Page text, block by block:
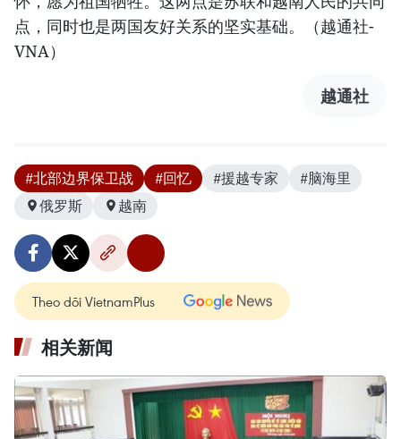
点，同时也是两国友好关系的坚实基础。（越通社-
VNA）
越通社
#北部边界保卫战 #回忆 #援越专家
#脑海里
俄罗斯
越南
Theo dõi VietnamPlus
相关新闻